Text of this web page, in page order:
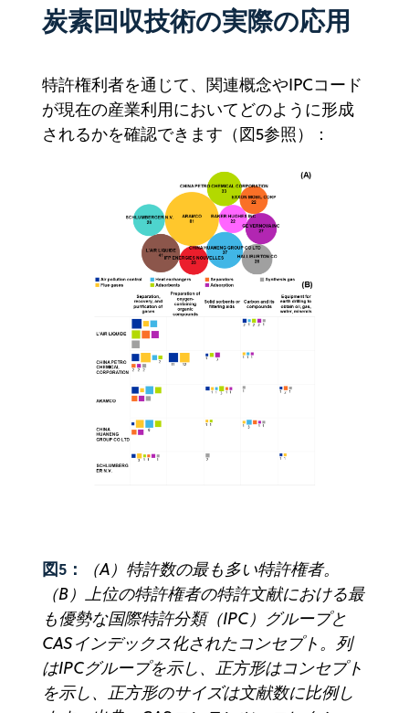
炭素回収技術の実際の応用
特許権利者を通じて、関連概念やIPCコード
が現在の産業利用においてどのように形成
されるかを確認できます（図5参照）：‍
図5：
（A）特許数の最も多い特許権者。
（B）上位の特許権者の特許文献における最
も優勢な国際特許分類（IPC）グループと
CASインデックス化されたコンセプト。列
はIPCグループを示し、正方形はコンセプト
を示し、正方形のサイズは文献数に比例し